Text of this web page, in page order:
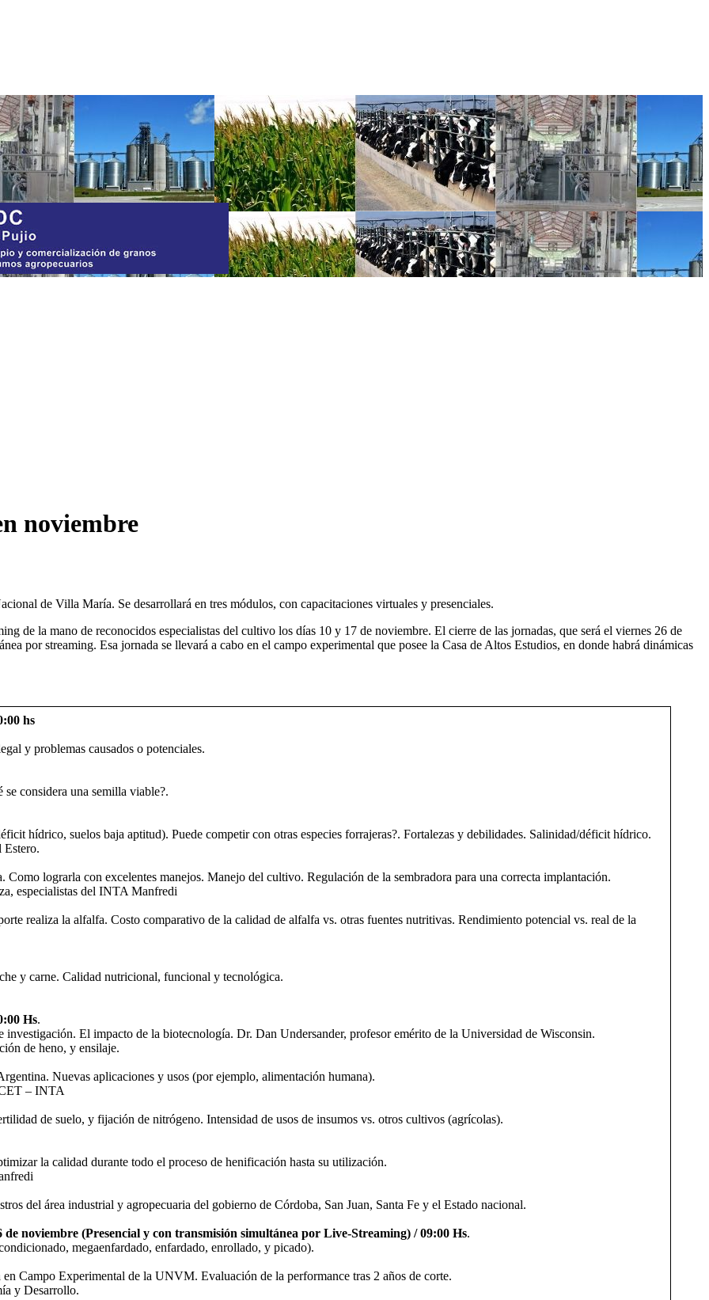
noviembre
de Villa María. Se desarrollará en tres módulos, con capacitaciones virtuales y presenciales.
de la mano de reconocidos especialistas del cultivo los días 10 y 17 de noviembre. El cierre de las jornadas, que será el viernes 26 de
por streaming. Esa jornada se llevará a cabo en el campo experimental que posee la Casa de Altos Estudios, en donde habrá dinámicas
hs
y problemas causados o potenciales.
considera una semilla viable?.
hídrico, suelos baja aptitud). Puede competir con otras especies forrajeras?. Fortalezas y debilidades. Salinidad/déficit hídrico.
Estero.
lograrla con excelentes manejos. Manejo del cultivo. Regulación de la sembradora para una correcta implantación.
especialistas del INTA Manfredi
realiza la alfalfa. Costo comparativo de la calidad de alfalfa vs. otras fuentes nutritivas. Rendimiento potencial vs. real de la
y carne. Calidad nutricional, funcional y tecnológica.
Hs.
El impacto de la biotecnología. Dr. Dan Undersander, profesor emérito de la Universidad de Wisconsin.
de heno, y ensilaje.
Nuevas aplicaciones y usos (por ejemplo, alimentación humana).
– INTA
de suelo, y fijación de nitrógeno. Intensidad de usos de insumos vs. otros cultivos (agrícolas).
la calidad durante todo el proceso de henificación hasta su utilización.
del área industrial y agropecuaria del gobierno de Córdoba, San Juan, Santa Fe y el Estado nacional.
noviembre (Presencial y con transmisión simultánea por Live-Streaming) / 09:00 Hs.
megaenfardado, enfardado, enrollado, y picado).
Campo Experimental de la UNVM. Evaluación de la performance tras 2 años de corte.
y Desarrollo.